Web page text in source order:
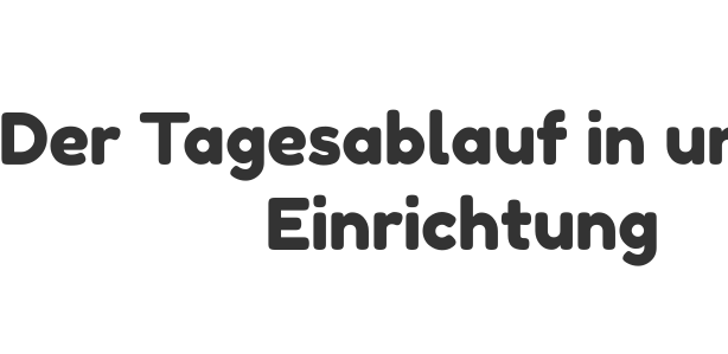
Der Tagesablauf in
Einrichtung